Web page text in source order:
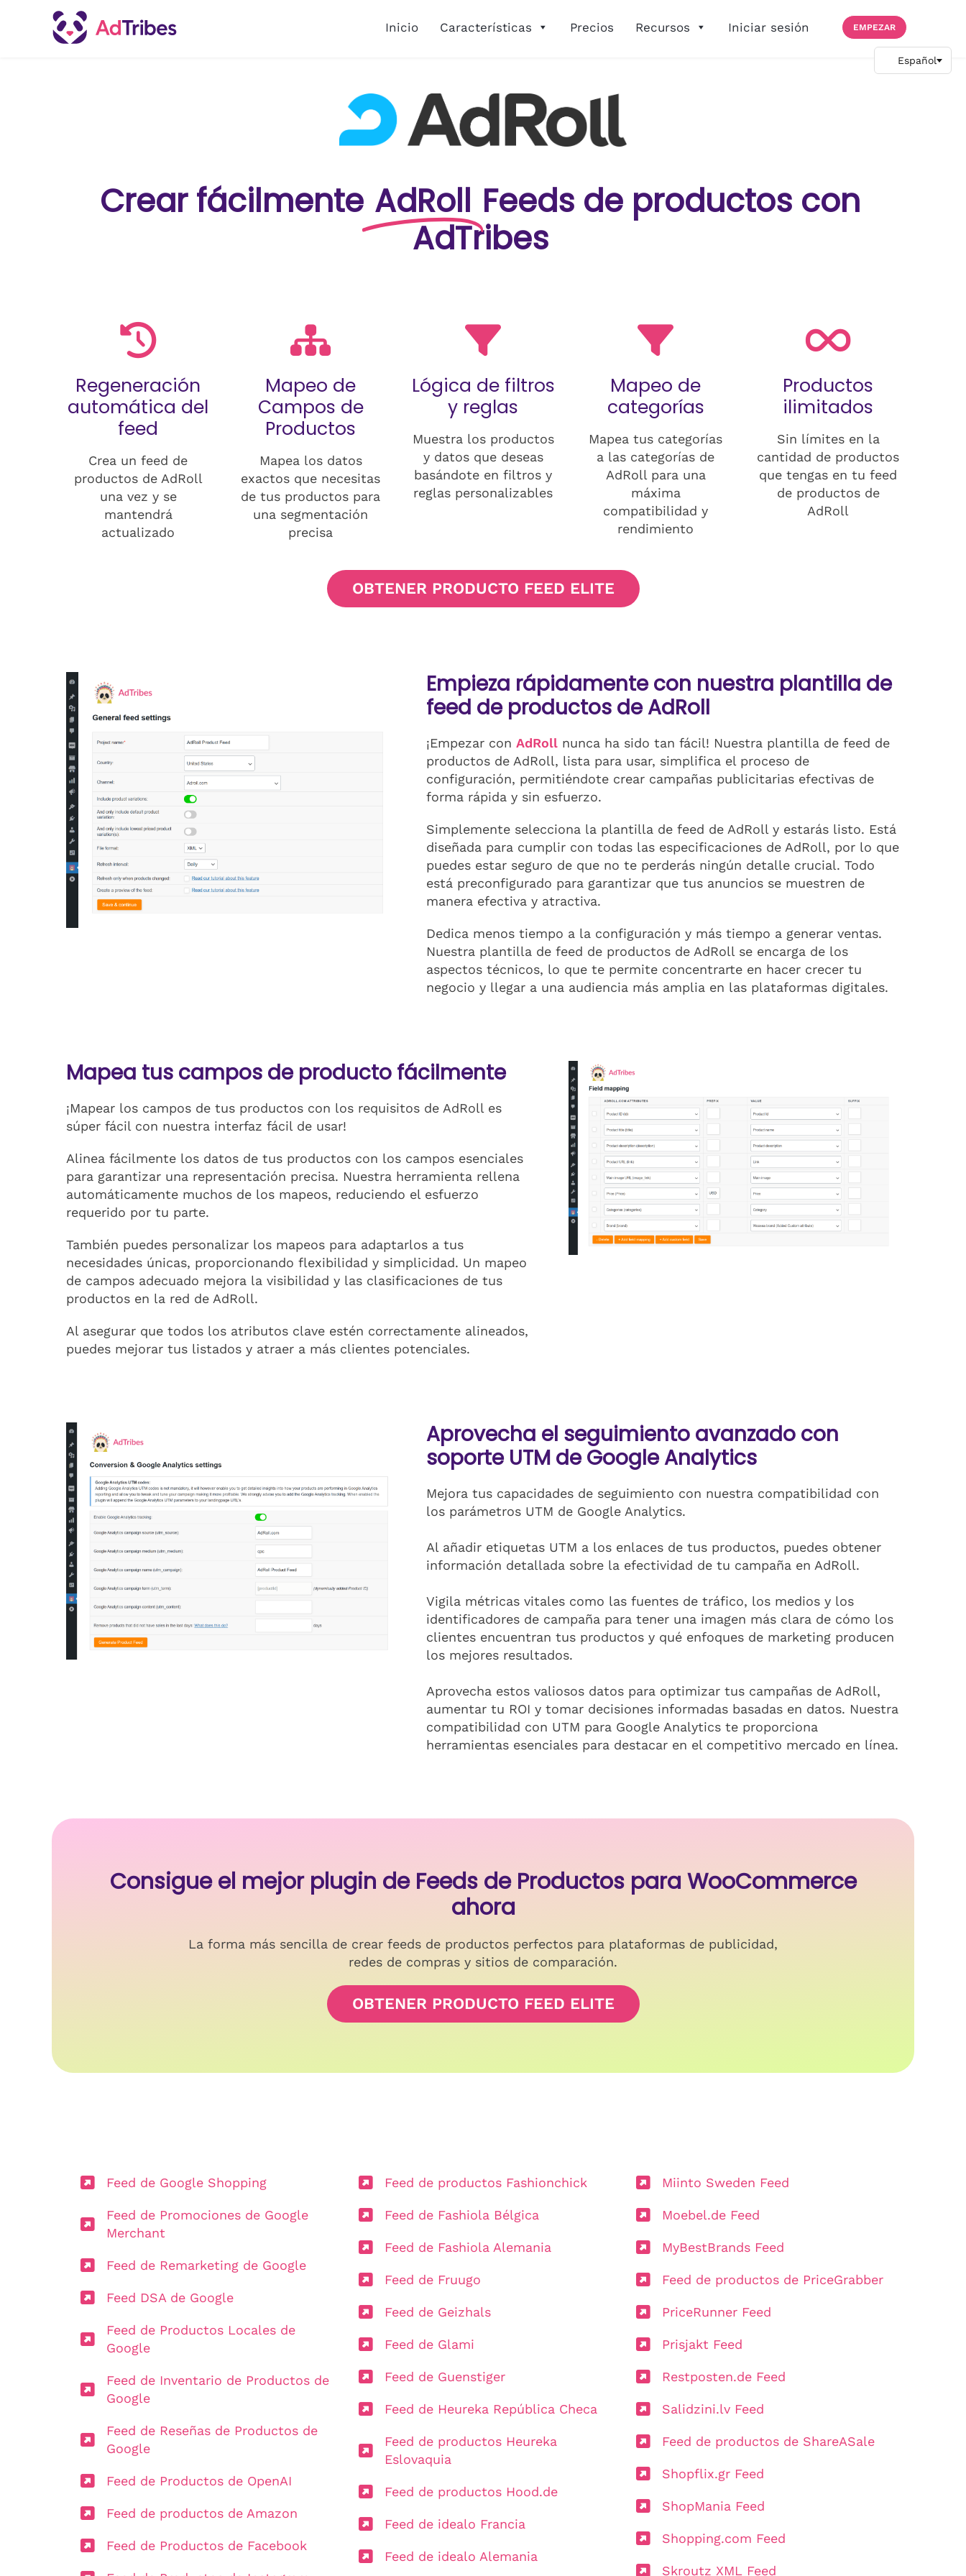
Inicio Características Precios Recursos Iniciar sesión EMPEZAR
Crear fácilmente AdRoll Feeds de productos con
AdTribes
Regeneración
automática del
feed
Crea un feed de
productos de AdRoll
una vez y se
mantendrá
actualizado
Mapeo de
Campos de
Productos
Mapea los datos
exactos que necesitas
de tus productos para
una segmentación
precisa
Lógica de filtros
y reglas
Muestra los productos
y datos que deseas
basándote en filtros y
reglas personalizables
Mapeo de
categorías
Mapea tus categorías
a las categorías de
AdRoll para una
máxima
compatibilidad y
rendimiento
Productos
ilimitados
Sin límites en la
cantidad de productos
que tengas en tu feed
de productos de
AdRoll
OBTENER PRODUCTO FEED ELITE
Empieza rápidamente con nuestra plantilla de
feed de productos de AdRoll
¡Empezar con AdRollnunca ha sido tan fácil! Nuestra plantilla de feed de
productos de AdRoll, lista para usar, simplifica el proceso de
configuración, permitiéndote crear campañas publicitarias efectivas de
forma rápida y sin esfuerzo.
Simplemente selecciona la plantilla de feed de AdRoll y estarás listo. Está
diseñada para cumplir con todas las especificaciones de AdRoll, por lo que
puedes estar seguro de que no te perderás ningún detalle crucial. Todo
está preconfigurado para garantizar que tus anuncios se muestren de
manera efectiva y atractiva.
Dedica menos tiempo a la configuración y más tiempo a generar ventas.
Nuestra plantilla de feed de productos de AdRoll se encarga de los
aspectos técnicos, lo que te permite concentrarte en hacer crecer tu
negocio y llegar a una audiencia más amplia en las plataformas digitales.
Mapea tus campos de producto fácilmente
¡Mapear los campos de tus productos con los requisitos de AdRoll es
súper fácil con nuestra interfaz fácil de usar!
Alinea fácilmente los datos de tus productos con los campos esenciales
para garantizar una representación precisa. Nuestra herramienta rellena
automáticamente muchos de los mapeos, reduciendo el esfuerzo
requerido por tu parte.
También puedes personalizar los mapeos para adaptarlos a tus
necesidades únicas, proporcionando flexibilidad y simplicidad. Un mapeo
de campos adecuado mejora la visibilidad y las clasificaciones de tus
productos en la red de AdRoll.
Al asegurar que todos los atributos clave estén correctamente alineados,
puedes mejorar tus listados y atraer a más clientes potenciales.
Aprovecha el seguimiento avanzado con
soporte UTM de Google Analytics
Mejora tus capacidades de seguimiento con nuestra compatibilidad con
los parámetros UTM de Google Analytics.
Al añadir etiquetas UTM a los enlaces de tus productos, puedes obtener
información detallada sobre la efectividad de tu campaña en AdRoll.
Vigila métricas vitales como las fuentes de tráfico, los medios y los
identificadores de campaña para tener una imagen más clara de cómo los
clientes encuentran tus productos y qué enfoques de marketing producen
los mejores resultados.
Aprovecha estos valiosos datos para optimizar tus campañas de AdRoll,
aumentar tu ROI y tomar decisiones informadas basadas en datos. Nuestra
compatibilidad con UTM para Google Analytics te proporciona
herramientas esenciales para destacar en el competitivo mercado en línea.
Consigue el mejor plugin de Feeds de Productos para WooCommerce
ahora
La forma más sencilla de crear feeds de productos perfectos para plataformas de publicidad,
redes de compras y sitios de comparación.
OBTENER PRODUCTO FEED ELITE
Feed de Google Shopping
Feed de Promociones de Google
Merchant
Feed de Remarketing de Google
Feed DSA de Google
Feed de Productos Locales de
Google
Feed de Inventario de Productos de
Google
Feed de Reseñas de Productos de
Google
Feed de Productos de OpenAI
Feed de productos de Amazon
Feed de Productos de Facebook
Feed de productos Fashionchick
Feed de Fashiola Bélgica
Feed de Fashiola Alemania
Feed de Fruugo
Feed de Geizhals
Feed de Glami
Feed de Guenstiger
Feed de Heureka República Checa
Feed de productos Heureka
Eslovaquia
Feed de productos Hood.de
Feed de idealo Francia
Feed de idealo Alemania
Miinto Sweden Feed
Moebel.de Feed
MyBestBrands Feed
Feed de productos de PriceGrabber
PriceRunner Feed
Prisjakt Feed
Restposten.de Feed
Salidzini.lv Feed
Feed de productos de ShareASale
Shopflix.gr Feed
ShopMania Feed
Shopping.com Feed
Skroutz XML Feed